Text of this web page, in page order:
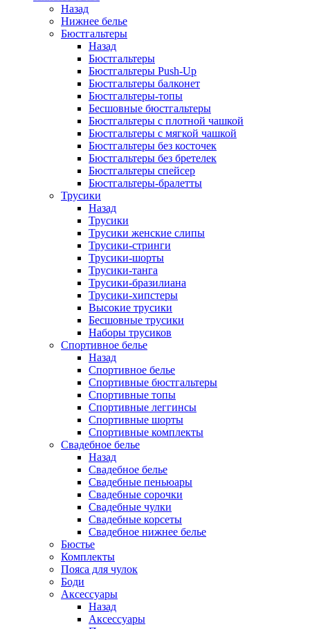
Назад
Нижнее белье
Бюстгальтеры
Назад
Бюстгальтеры
Бюстгальтеры Push-Up
Бюстгальтеры балконет
Бюстгальтеры-топы
Бесшовные бюстгальтеры
Бюстгальтеры с плотной чашкой
Бюстгальтеры с мягкой чашкой
Бюстгальтеры без косточек
Бюстгальтеры без бретелек
Бюстгальтеры спейсер
Бюстгальтеры-бралетты
Трусики
Назад
Трусики
Трусики женские слипы
Трусики-стринги
Трусики-шорты
Трусики-танга
Трусики-бразилиана
Трусики-хипстеры
Высокие трусики
Бесшовные трусики
Наборы трусиков
Спортивное белье
Назад
Спортивное белье
Спортивные бюстгальтеры
Спортивные топы
Спортивные леггинсы
Спортивные шорты
Спортивные комплекты
Свадебное белье
Назад
Свадебное белье
Свадебные пеньюары
Свадебные сорочки
Свадебные чулки
Свадебные корсеты
Свадебное нижнее белье
Бюстье
Комплекты
Пояса для чулок
Боди
Аксессуары
Назад
Аксессуары